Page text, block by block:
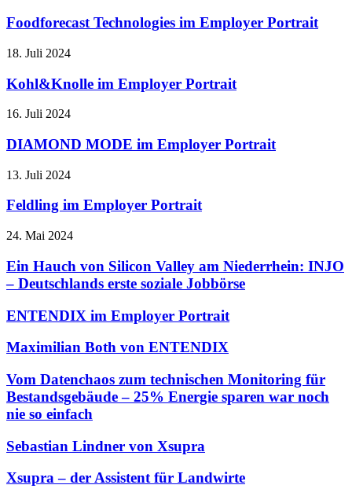
Foodforecast Technologies im Employer Portrait
18. Juli 2024
Kohl&Knolle im Employer Portrait
16. Juli 2024
DIAMOND MODE im Employer Portrait
13. Juli 2024
Feldling im Employer Portrait
24. Mai 2024
Ein Hauch von Silicon Valley am Niederrhein: INJO
– Deutschlands erste soziale Jobbörse
ENTENDIX im Employer Portrait
Maximilian Both von ENTENDIX
Vom Datenchaos zum technischen Monitoring für
Bestandsgebäude – 25% Energie sparen war noch
nie so einfach
Sebastian Lindner von Xsupra
Xsupra – der Assistent für Landwirte